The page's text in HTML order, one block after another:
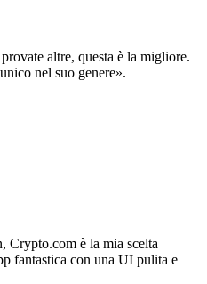
altre, questa è la migliore.
nel suo genere».
Crypto.com è la mia scelta
fantastica con una UI pulita e